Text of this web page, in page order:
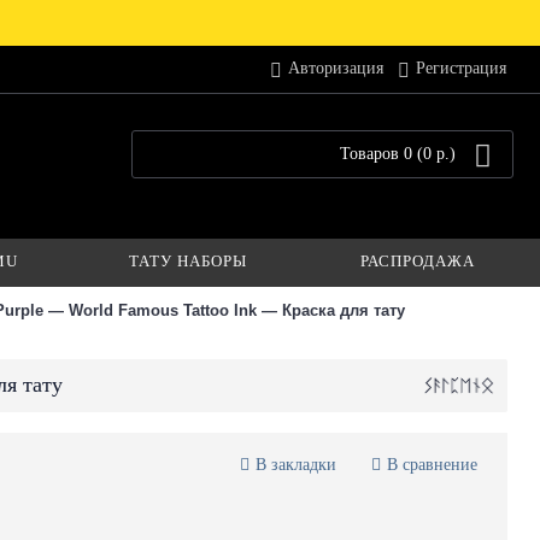
Авторизация Регистрация
Товаров 0 (0 р.)
ТАТУ НАБОРЫ РАСПРОДАЖА
— World Famous Tattoo Ink — Краска для тату
тату
В закладки В сравнение